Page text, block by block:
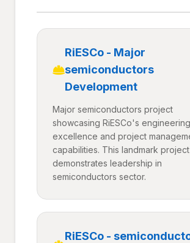
RiESCo - Major
semiconductors
Development
Major semiconductors project
showcasing RiESCo's engineering
excellence and project
capabilities. This landmark project
demonstrates leadership in
semiconductors sector.
RiESCo -